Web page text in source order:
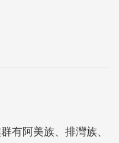
有阿美族、排灣族、